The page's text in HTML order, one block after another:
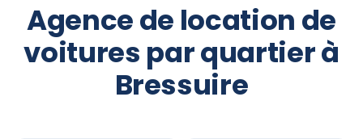
Agence de location de
voitures par quartier à
Bressuire